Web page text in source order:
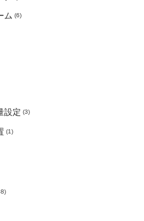
ム (6)
設定 (3)
(1)